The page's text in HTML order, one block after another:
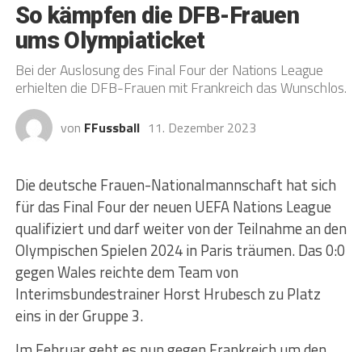
So kämpfen die DFB-Frauen
ums Olympiaticket
Bei der Auslosung des Final Four der Nations League
erhielten die DFB-Frauen mit Frankreich das Wunschlos.
von FFussball 11. Dezember 2023
Die deutsche Frauen-Nationalmannschaft hat sich
für das Final Four der neuen UEFA Nations League
qualifiziert und darf weiter von der Teilnahme an den
Olympischen Spielen 2024 in Paris träumen. Das 0:0
gegen Wales reichte dem Team von
Interimsbundestrainer Horst Hrubesch zu Platz
eins in der Gruppe 3.